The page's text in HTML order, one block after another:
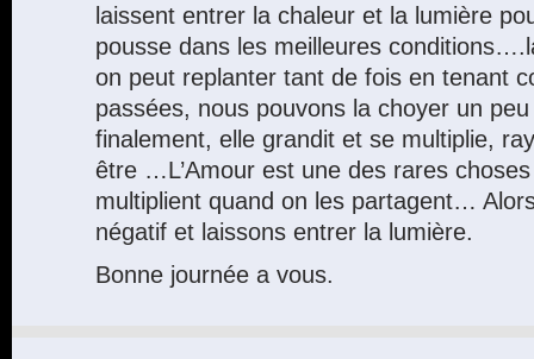
laissent entrer la chaleur et la lumière
pousse dans les meilleures
on peut replanter tant de fois en tenant
passées, nous pouvons la choyer un
finalement, elle grandit et se multiplie,
être …L’Amour est une des rares
multiplient quand on les partagent…
négatif et laissons entrer la lumière.
Bonne journée a vous.